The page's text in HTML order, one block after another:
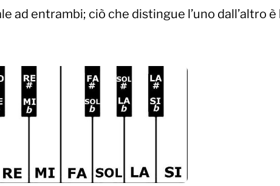
ad entrambi; ciò che distingue l’uno dall’altro è